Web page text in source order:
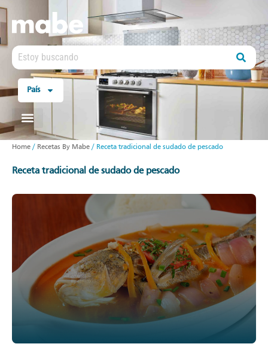
País
Home / Recetas By Mabe / Receta tradicional de sudado de pescado
receta tradicional de sudado de pescado